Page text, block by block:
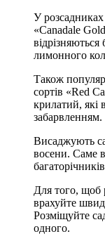
У розсадниках
«Canadale
лимонного
Також
сортів «Red
крилатий, які
забарвленням.
Висаджують
восени. Саме
Для того, щоб
врахуйте
Розміщуйте
одного.